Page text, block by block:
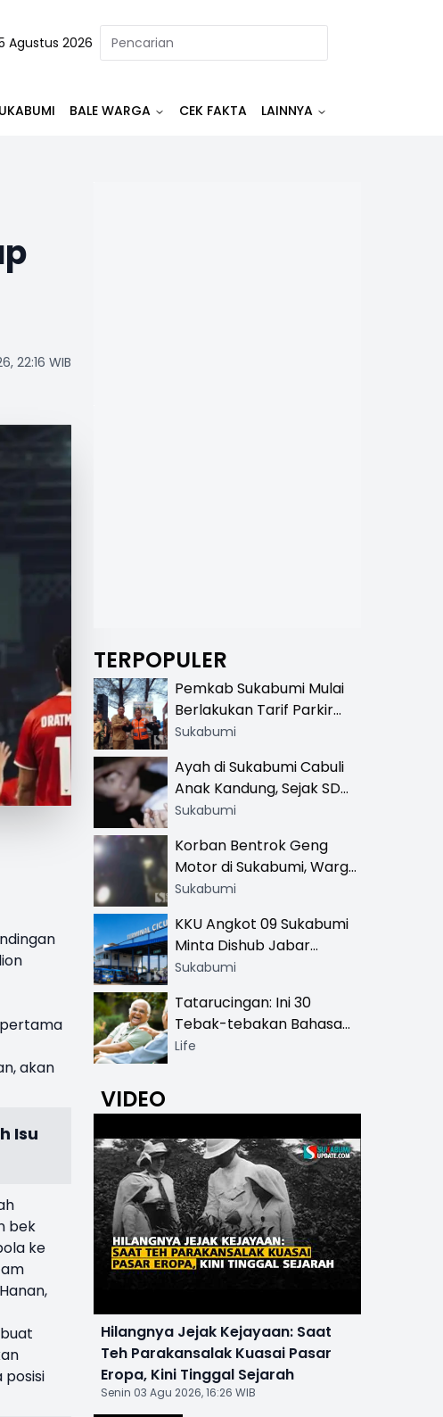
Agustus 2026
BALE WARGA CEK FAKTA LAINNYA
22:16 WIB
akan
Isu
bek
ke
posisi
TERPOPULER
Pemkab Sukabumi Mulai
Berlakukan Tarif Parkir
Resmi di 13 Lokasi Wisata,
Khusus
Sukabumi
Ayah di Sukabumi Cabuli
Anak Kandung, Sejak SD
Hingga SMA
Sukabumi
Korban Bentrok Geng
Motor di Sukabumi, Warga
dan Sopir Tangki
Sukabumi
KKU Angkot 09 Sukabumi
Minta Dishub Jabar
Tertibkan Trayek Ciawi-
Narik
Sukabumi
Tatarucingan: Ini 30
Tebak-tebakan Bahasa
Sunda yang Sangat
Life
VIDEO
Hilangnya Jejak Kejayaan: Saat
Teh Parakansalak Kuasai Pasar
Eropa, Kini Tinggal Sejarah
Senin 03 Agu 2026, 16:26 WIB